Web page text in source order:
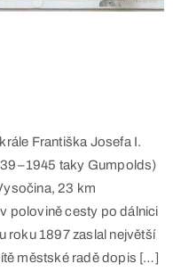
Františka Josefa I.
taky Gumpolds)
23 km
polovině cesty po dálnici
roku 1897 zaslal největší
městské radě dopis […]